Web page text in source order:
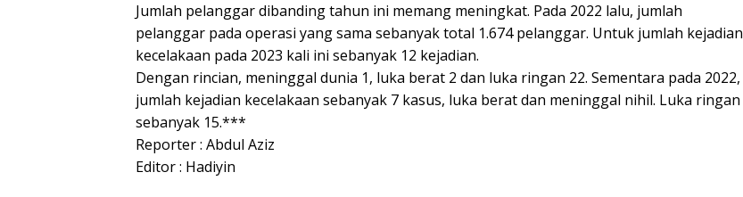
Jumlah pelanggar dibanding tahun ini memang meningkat. Pada 2022 lalu, jumlah
pelanggar pada operasi yang sama sebanyak total 1.674 pelanggar. Untuk jumlah kejadian
kecelakaan pada 2023 kali ini sebanyak 12 kejadian.
Dengan rincian, meninggal dunia 1, luka berat 2 dan luka ringan 22. Sementara pada 2022,
jumlah kejadian kecelakaan sebanyak 7 kasus, luka berat dan meninggal nihil. Luka ringan
sebanyak 15.***
Reporter : Abdul Aziz
Editor : Hadiyin